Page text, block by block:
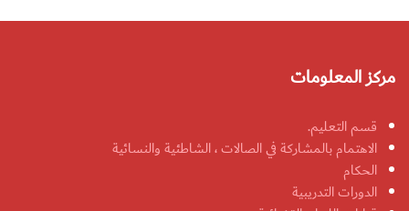
مركز المعلومات
قسم التعليم.
الاهتمام بالمشاركة في الصالات ، الشاطئية والنسائية
الحكام
الدورات التدريبية